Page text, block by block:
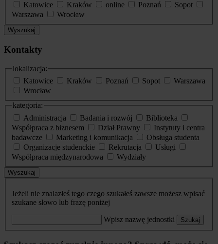
Katowice
Kraków online Poznań
Sopot
Warszawa
Wrocław
Wyszukaj
Kontakty
lokalizacja:
Katowice
Kraków Poznań Sopot
Warszawa
Wrocław
kategoria:
Administracja
Badania i rozwój
Biblioteka
Współpraca z biznesem
Dział Prawny
Instytuty i centra
badawcze
Marketing i komunikacja
Obsługa studenta
Organizacje studenckie
Rekrutacja
Usługi
Współpraca międzynarodowa
Wydziały
Wyszukaj
Jeżeli nie znalazłeś tego czego szukałeś zawsze możesz wpisać
szukane słowo lub frazę poniżej
Wpisz nazwę jednostki Szukaj